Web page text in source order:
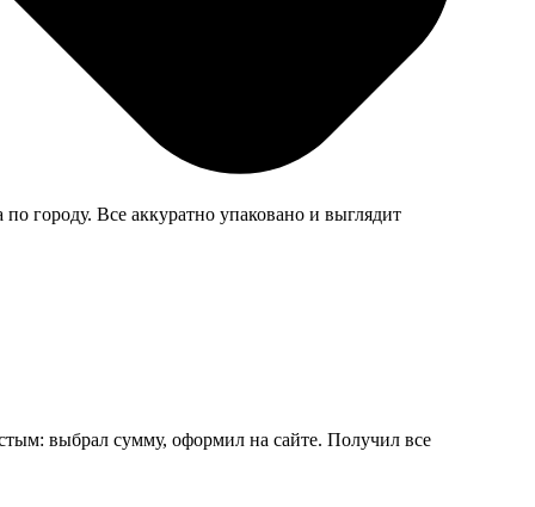
городу. Все аккуратно упаковано и выглядит
выбрал сумму, оформил на сайте. Получил все